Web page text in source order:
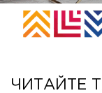
ЧИТАЙТЕ